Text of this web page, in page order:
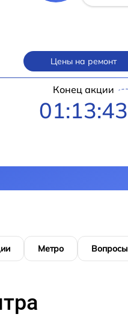
Цены на ремонт
Конец акции
01:13:43
Метро Вопросы